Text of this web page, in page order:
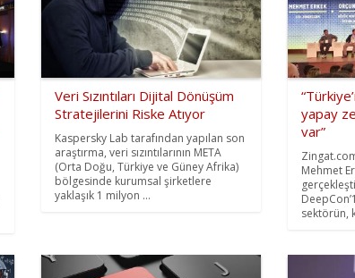
Veri Sızıntıları Dijital Dönüşüm
Stratejilerini Riske Atıyor
Kaspersky Lab tarafından yapılan son
araştırma, veri sızıntılarının META
(Orta Doğu, Türkiye ve Güney Afrika)
bölgesinde kurumsal şirketlere
yaklaşık 1 milyon ...
yapay
var”
Mehmet
sektörün,